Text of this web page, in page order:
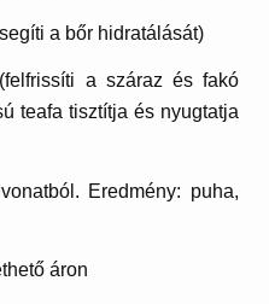
a bőr hidratálását)
(felfrissíti a száraz és fakó
teafa tisztítja és nyugtatja
Eredmény: puha,
áron